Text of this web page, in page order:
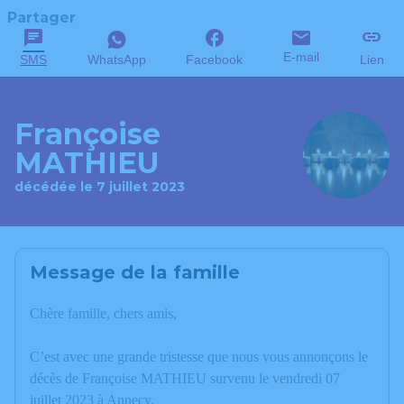
Partager
SMS WhatsApp Facebook E-mail Lien
Françoise
MATHIEU
décédée le 7 juillet 2023
Message de la famille
Chère famille, chers amis,
C’est avec une grande tristesse que nous vous annonçons le
décès de Françoise MATHIEU survenu le vendredi 07
juillet 2023 à Annecy.